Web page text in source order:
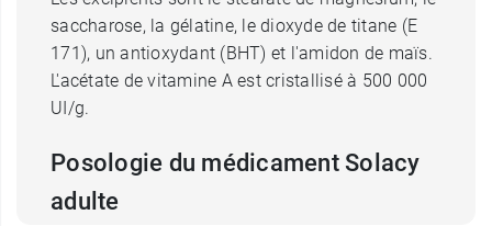
saccharose, la gélatine, le dioxyde de titane (E
171), un antioxydant (BHT) et l'amidon de maïs.
L'acétate de vitamine A est cristallisé à 500 000
UI/g.
Posologie du médicament Solacy
adulte